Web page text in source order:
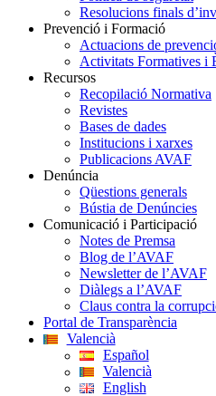
Resolucions finals
Prevenció i Formació
Actuacions de
Activitats Formatives i
Recursos
Recopilació Normativa
Revistes
Bases de dades
Institucions i xarxes
Publicacions AVAF
Denúncia
Qüestions generals
Bústia de Denúncies
Comunicació i Participació
Notes de Premsa
Blog de l’AVAF
Newsletter de l’AVAF
Diàlegs a l’AVAF
Claus contra la
Portal de Transparència
Valencià
Español
Valencià
English